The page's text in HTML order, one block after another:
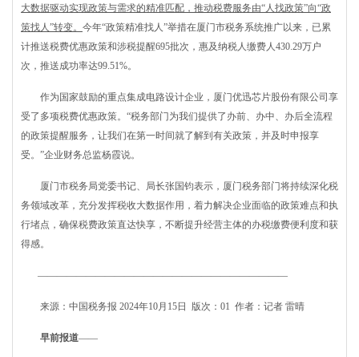
大数据驱动实现政策与需求的精准匹配，推动税费服务由“人找政策”向“政
策找人”转变。 今年“政策精准找人”举措在厦门市税务系统推广以来，已累
计推送税费优惠政策和涉税提醒695批次，惠及纳税人缴费人430.29万户
次，推送成功率达99.51%。
作为国家鼓励的重点集成电路设计企业，厦门优迅芯片股份有限公司享
受了多项税费优惠政策。“税务部门为我们提供了办前、办中、办后全流程
的政策提醒服务，让我们在第一时间就了解到有关政策，并及时申报享
受。”企业财务总监杨霞说。
厦门市税务局党委书记、局长张国钧表示，厦门税务部门将持续深化税
务领域改革，充分发挥税收大数据作用，着力解决企业面临的政策难点和执
行堵点，确保税费政策直达快享，不断提升经营主体的办税缴费便利度和获
得感。
——————————————————————————
来源：中国税务报 2024年10月15日 版次：01 作者：记者 雷晴
早前报道——